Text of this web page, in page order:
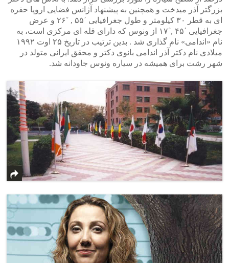
بزرگتر آذر میدخت و همچنین به پیشنهاد آژانس فضایی اروپا حفره
ای به قطر ۳۰ کیلومتر و طول جغرافیایی ΄۵۵ , ˚۲۶ و عرض
جغرافیایی ΄۴۵ ,˚۱۷ از ونوس که دارای قله ای مرکزی است، به
نام «اندامی» نام گذاری شد . بدین ترتیب در تاریخ ۲۵ اوت ۱۹۹۲
میلادی نام دکتر آذر اندامی بانوی دکتر و محقق ایرانی متولد در
شهر رشت برای همیشه در سیاره ونوس جاودانه شد.